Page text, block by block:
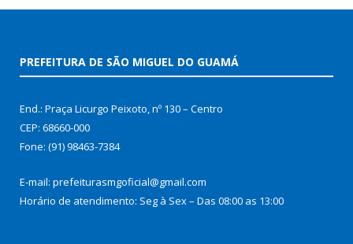
PREFEITURA DE SÃO MIGUEL DO GUAMÁ
End.: Praça Licurgo Peixoto, nº 130 – Centro
CEP: 68660-000
Fone: (91) 98463-7384
E-mail: prefeiturasmgoficial@gmail.com
Horário de atendimento: Seg à Sex – Das 08:00 as 13:00